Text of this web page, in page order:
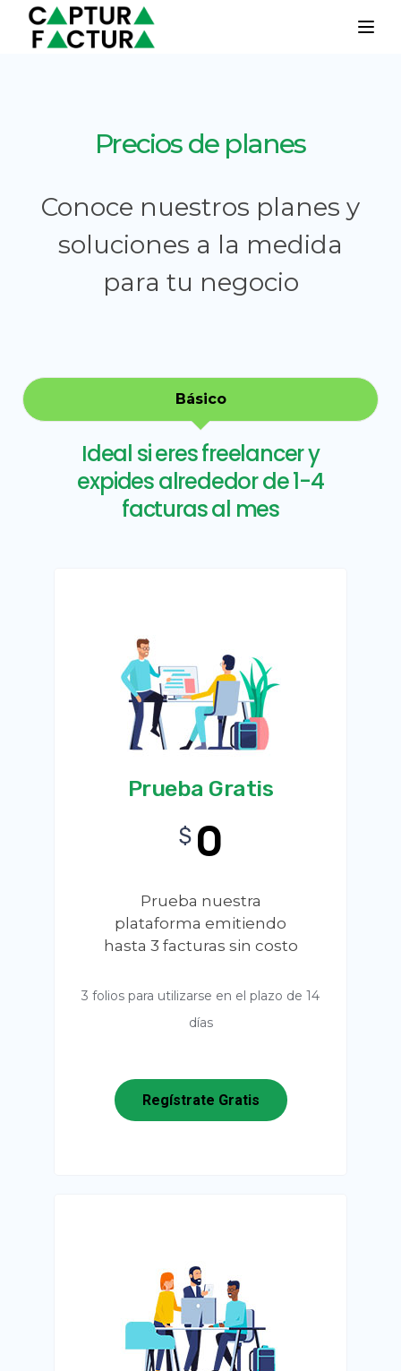
Precios de planes
Conoce nuestros planes y
soluciones a la medida
para tu negocio
Básico
Ideal si eres freelancer y
expides alrededor de 1-4
facturas al mes
Prueba Gratis
$ 0
Prueba nuestra
plataforma emitiendo
hasta 3 facturas sin costo
3 folios para utilizarse en el plazo de 14
días
Regístrate Gratis